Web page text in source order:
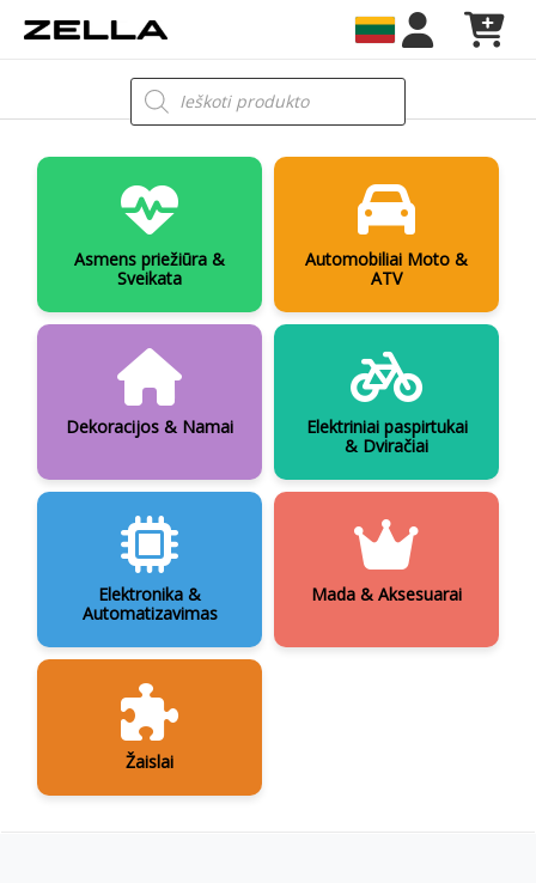
prie
Products
search
Asmens priežiūra &
Sveikata
Automobiliai Moto &
ATV
Dekoracijos & Namai
Elektriniai paspirtukai
& Dviračiai
Elektronika &
Automatizavimas
Mada & Aksesuarai
Žaislai